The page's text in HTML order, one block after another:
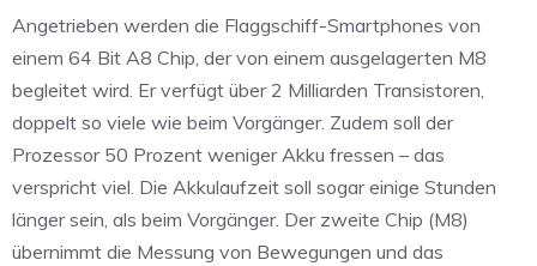
Angetrieben werden die Flaggschiff-Smartphones von
einem 64 Bit A8 Chip, der von einem ausgelagerten M8
begleitet wird. Er verfügt über 2 Milliarden Transistoren,
doppelt so viele wie beim Vorgänger. Zudem soll der
Prozessor 50 Prozent weniger Akku fressen – das
verspricht viel. Die Akkulaufzeit soll sogar einige Stunden
länger sein, als beim Vorgänger. Der zweite Chip (M8)
übernimmt die Messung von Bewegungen und das